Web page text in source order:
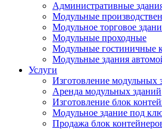
Административные
Модульные
Модульное торговое
Модульные проходные
Модульные гостиничные
Модульные здания
Услуги
Изготовление модульных
Аренда модульных зданий
Изготовление блок
Модульное здание под
Продажа блок